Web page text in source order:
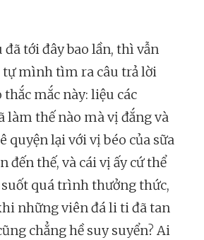
đã tới đây bao lần, thì vẫn
mình tìm ra câu trả lời
mắc này: liệu các
làm thế nào mà vị đắng và
quyện lại với vị béo của sữa
đến thế, và cái vị ấy cứ thể
quá trình thưởng thức,
những viên đá li ti đã tan
chẳng hề suy suyển? Ai